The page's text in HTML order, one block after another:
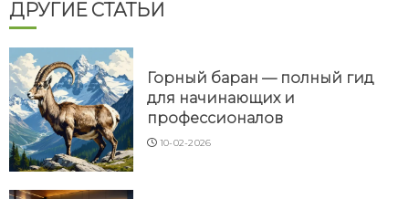
ДРУГИЕ СТАТЬИ
Горный баран — полный гид
для начинающих и
профессионалов
10-02-2026